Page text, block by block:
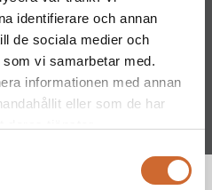
identifierare och annan
de sociala medier och
vi samarbetar med.
informationen med annan
eller som de har